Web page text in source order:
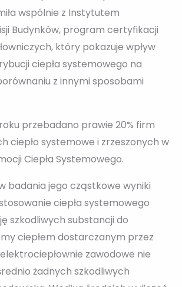
wspólnie z Instytutem
Budynków, program certyfikacji
który pokazuje wpływ
ciepła systemowego na
z innymi sposobami
przebadano prawie 20% firm
ciepło systemowe i zrzeszonych w
Ciepła Systemowego.
badania jego cząstkowe wyniki
ciepła systemowego
szkodliwych substancji do
ciepłem dostarczanym przez
zawodowe nie
żadnych szkodliwych